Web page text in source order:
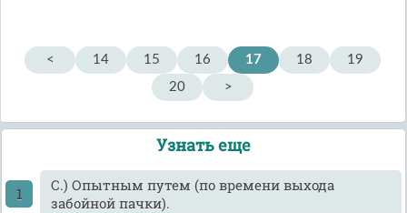
< 14 15 16 17 18
19
20
>
Узнать еще
C.) Опытным путем (по времени выхода
забойной пачки).